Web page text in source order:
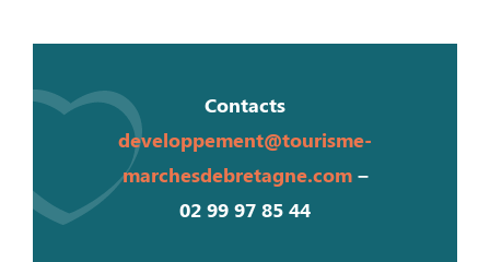
Contacts
developpement@tourisme-
marchesdebretagne.com–
02 99 97 85 44